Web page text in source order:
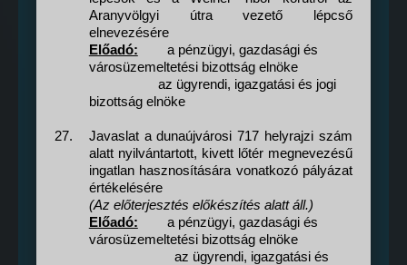
Aranyvölgyi útra vezető lépcső
elnevezésére
Előadó:
a pénzügyi, gazdasági és
városüzemeltetési bizottság elnöke
az ügyrendi, igazgatási és jogi
bizottság elnöke
27.
Javaslat a dunaújvárosi 717 helyrajzi szám
alatt nyilvántartott, kivett lőtér megnevezésű
ingatlan hasznosítására vonatkozó pályázat
értékelésére
(Az előterjesztés előkészítés alatt áll.)
Előadó:
a pénzügyi, gazdasági és
városüzemeltetési bizottság elnöke
az ügyrendi, igazgatási és